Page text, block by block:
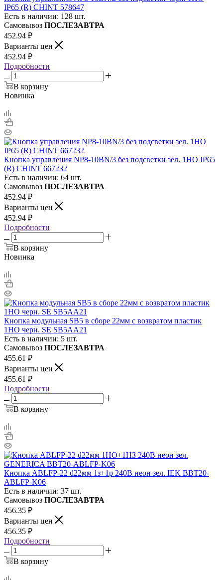
IP65 (R) CHINT 578647
Есть в наличии: 128 шт.
Самовывоз ПОСЛЕЗАВТРА
452.94 ₽
Варианты цен
452.94 ₽
Подробности
В корзину
Новинка
Кнопка управления NP8-10BN/3 без подсветки зел. 1НО IP65
(R) CHINT 667232
Есть в наличии: 64 шт.
Самовывоз ПОСЛЕЗАВТРА
452.94 ₽
Варианты цен
452.94 ₽
Подробности
В корзину
Новинка
Кнопка модульная SB5 в сборе 22мм с возвратом пластик
1НО черн. SE SB5AA21
Есть в наличии: 5 шт.
Самовывоз ПОСЛЕЗАВТРА
455.61 ₽
Варианты цен
455.61 ₽
Подробности
В корзину
Кнопка ABLFP-22 d22мм 1з+1р 240В неон зел. IEK BBT20-
ABLFP-K06
Есть в наличии: 37 шт.
Самовывоз ПОСЛЕЗАВТРА
456.35 ₽
Варианты цен
456.35 ₽
Подробности
В корзину